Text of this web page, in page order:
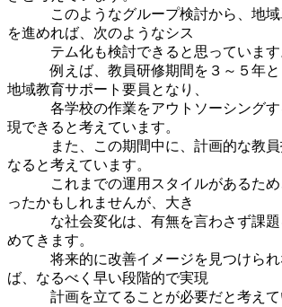
このようなグループ検討から、地域
を進めれば、次のようなシス
テム化も検討できると思っています
例えば、教員研修期間を３～５年と
地域教育サポート要員となり、
各学校の作業をアウトソーシングす
現できると考えています。
また、この期間中に、計画的な教員
なると考えています。
これまでの運用スタイルがあるため
ったかもしれませんが、大き
な社会変化は、有無を言わさず課題
めてきます。
将来的に改善イメージを見つけられ
ば、なるべく早い段階的で実現
計画を立てることが必要だと考えて